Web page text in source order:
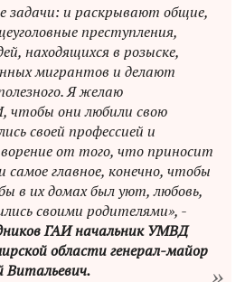
задачи: и раскрывают общие,
преступления,
находящихся в розыске,
мигрантов и делают
Я желаю
чтобы они любили свою
своей профессией и
от того, что приносит
самое главное, конечно, чтобы
в их домах был уют, любовь,
своими родителями», -
ГАИ начальник УМВД
области генерал-майор
Витальевич.